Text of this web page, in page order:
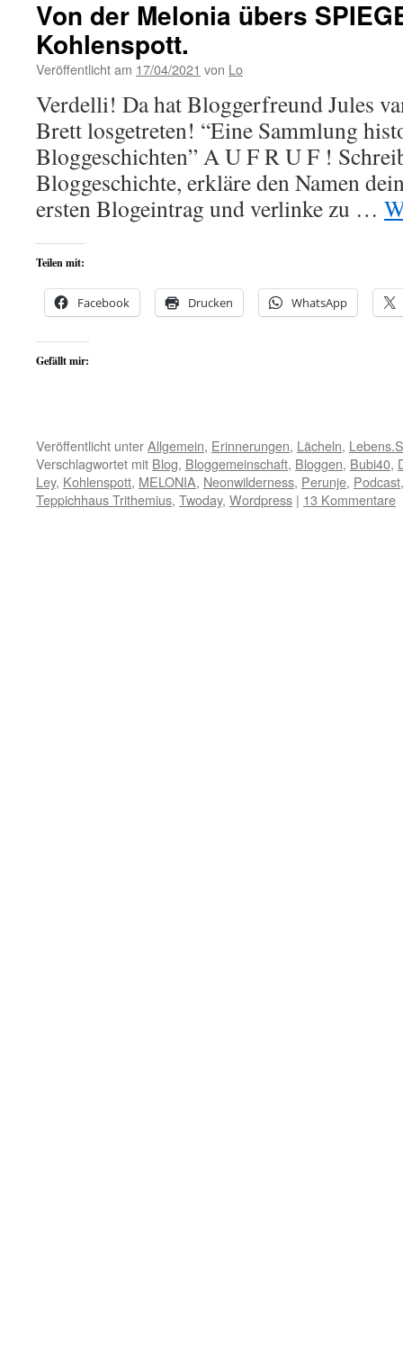
Von der Melonia übers
Kohlenspott.
Veröffentlicht am 17/04/2021 von Lo
Verdelli! Da hat Bloggerfreund Jules
Brett losgetreten! “Eine Sammlung
Bloggeschichten” A U F R U F !
Bloggeschichte, erkläre den Namen
ersten Blogeintrag und verlinke zu …
Teilen mit:
Facebook Drucken WhatsApp
Gefällt mir:
Veröffentlicht unterAllgemein, Erinnerungen, Lächeln,
Verschlagwortet mit Blog, Bloggemeinschaft, Bloggen, Bubi40,
Ley, Kohlenspott, MELONIA, Neonwilderness, Perunje, Podcast
Teppichhaus Trithemius, Twoday, Wordpress | 13 Kommentare